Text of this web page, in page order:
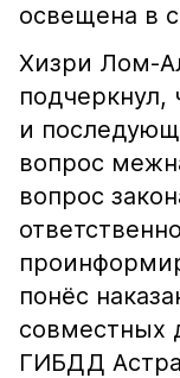
освещена в
Хизри Лом-
подчеркнул,
и
вопрос
вопрос
понёс
совместных
ГИБДД